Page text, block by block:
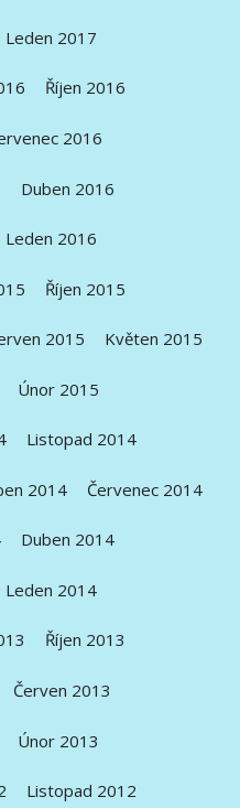
Leden 2017
Říjen 2016
2016
Duben 2016
Leden 2016
Říjen 2015
2015 Květen 2015
Únor 2015
Listopad 2014
2014 Červenec 2014
Duben 2014
Leden 2014
Říjen 2013
Červen 2013
Únor 2013
Listopad 2012